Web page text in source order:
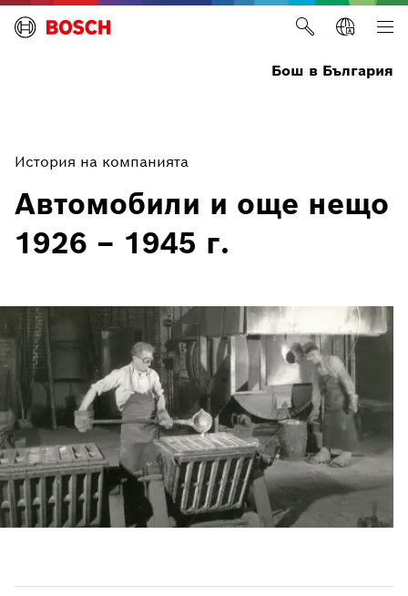
Бош в България
История на компанията
Автомобили и още нещо
1926 – 1945 г.